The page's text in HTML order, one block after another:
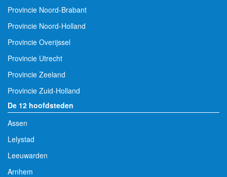
Provincie Noord-Brabant
Provincie Noord-Holland
Provincie Overijssel
Provincie Utrecht
Provincie Zeeland
Provincie Zuid-Holland
De 12 hoofdsteden
Assen
Lelystad
Leeuwarden
Arnhem